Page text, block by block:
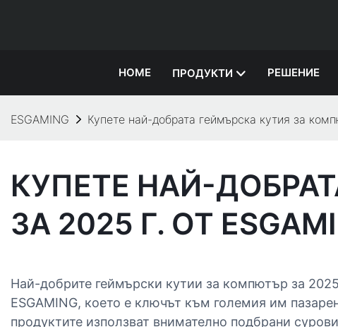
HOME ПРОДУКТИ РЕШЕНИЕ
ESGAMING Купете най-добрата геймърска кутия за
КУПЕТЕ НАЙ-
ЗА 2025 Г. ОТ
Най-добрите геймърски кутии за компютър за
ESGAMING, което е ключът към големия им
продуктите използват внимателно подбрани